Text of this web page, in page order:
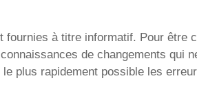
fournies à titre informatif. Pour être
de changements qui
plus rapidement possible les